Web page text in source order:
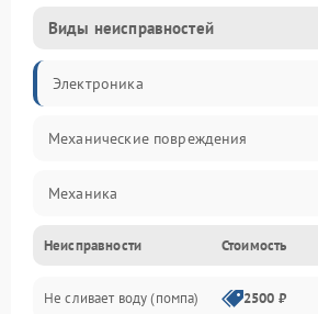
Виды неисправностей
Электроника
Механические повреждения
Механика
Электропитание
Водоснабжение
Неисправности Стоимость
Не сливает воду (помпа) 2500 ₽